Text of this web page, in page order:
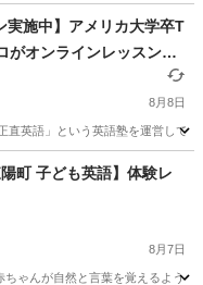
実施中】アメリカ大学卒T
がオンラインレッスンで
に上げるお手伝いをしま
8月8日
直英語」という英語塾を運営して
町 子ども英語】体験レ
8月7日
ゃんが自然と言葉を覚えるよう